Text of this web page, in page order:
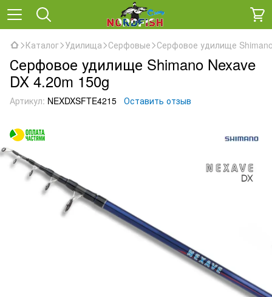
Каталог Удилища Серфовые Серфовое удилище
Серфовое удилище Shimano Nexave
DX 4.20m 150g
Артикул: NEXDXSFTE4215 Оставить отзыв